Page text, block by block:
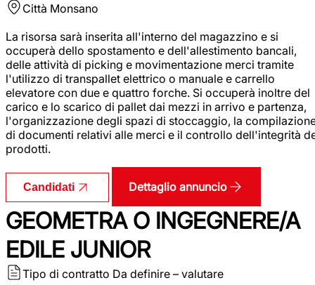
Città Monsano
La risorsa sarà inserita all'interno del magazzino e si
occuperà dello spostamento e dell'allestimento bancali,
delle attività di picking e movimentazione merci tramite
l'utilizzo di transpallet elettrico o manuale e carrello
elevatore con due e quattro forche. Si occuperà inoltre del
carico e lo scarico di pallet dai mezzi in arrivo e partenza,
l'organizzazione degli spazi di stoccaggio, la
di documenti relativi alle merci e il controllo dell'integrità
prodotti.
Candidati Dettaglio annuncio
GEOMETRA O INGEGNERE/A
EDILE JUNIOR
Tipo di contratto Da definire – valutare